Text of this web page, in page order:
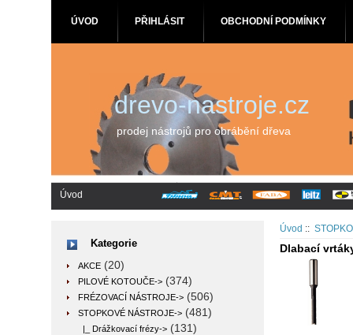
ÚVOD PŘIHLÁSIT OBCHODNÍ PODMÍNKY
drevo-nastroje.cz
prodej nástrojů pro obrábění dřeva
Úvod
Kategorie
AKCE (20)
PILOVÉ KOTOUČE-> (374)
FRÉZOVACÍ NÁSTROJE-> (506)
STOPKOVÉ NÁSTROJE-> (481)
|_ Drážkovací frézy-> (131)
Úvod ::
Dlabací